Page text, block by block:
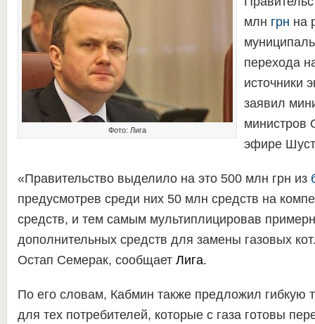
Фото: Лига
млн грн на
перехода
источники
заявил
министров
эфире
«Правительство выделило на это 500 млн грн из
предусмотрев среди них 50 млн средств на
средств, и тем самым мультиплицировав
дополнительных средств для замены газовых
Остап Семерак, сообщает Лига.
По его словам, Кабмин также предложил гибкую
для тех потребителей, которые с газа готовы